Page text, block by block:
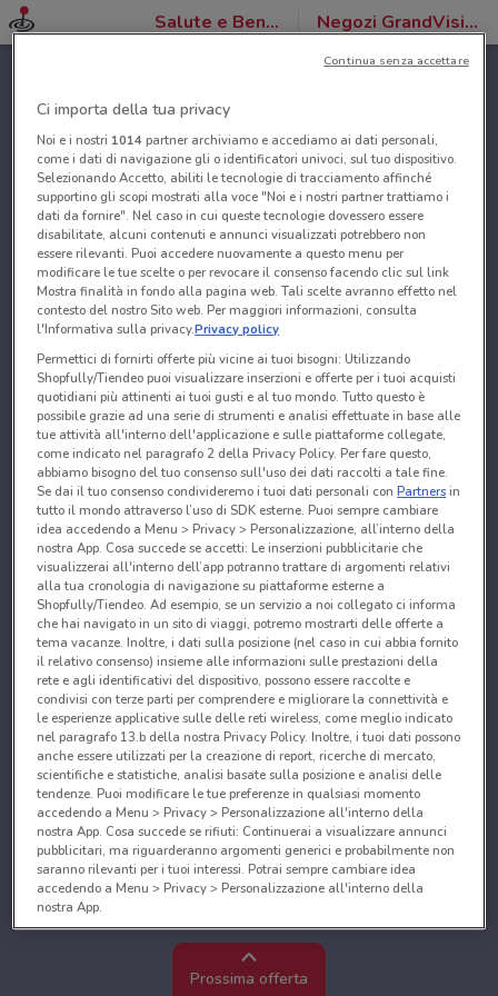
Salute e Benessere Negozi GrandVision by Optissimo
Prossima offerta
Ci importa della tua privacy
Noi e i nostri 1014partner archiviamo e accediamo ai dati personali,
come i dati di navigazione gli o identificatori univoci, sul tuo dispositivo.
Selezionando Accetto, abiliti le tecnologie di tracciamento affinché
supportino gli scopi mostrati alla voce "Noi e i nostri partner trattiamo i
dati da fornire". Nel caso in cui queste tecnologie dovessero essere
disabilitate, alcuni contenuti e annunci visualizzati potrebbero non
essere rilevanti. Puoi accedere nuovamente a questo menu per
modificare le tue scelte o per revocare il consenso facendo clic sul link
Mostra finalità in fondo alla pagina web. Tali scelte avranno effetto nel
contesto del nostro Sito web. Per maggiori informazioni, consulta
l'Informativa sulla privacy.Privacy policy
Permettici di fornirti offerte più vicine ai tuoi bisogni: Utilizzando
Shopfully/Tiendeo puoi visualizzare inserzioni e offerte per i tuoi acquisti
quotidiani più attinenti ai tuoi gusti e al tuo mondo. Tutto questo è
possibile grazie ad una serie di strumenti e analisi effettuate in base alle
tue attività all'interno dell'applicazione e sulle piattaforme collegate,
come indicato nel paragrafo 2 della Privacy Policy. Per fare questo,
abbiamo bisogno del tuo consenso sull'uso dei dati raccolti a tale fine.
Se dai il tuo consenso condivideremo i tuoi dati personali conPartnersin
tutto il mondo attraverso l’uso di SDK esterne. Puoi sempre cambiare
idea accedendo a Menu > Privacy > Personalizzazione, all’interno della
nostra App. Cosa succede se accetti: Le inserzioni pubblicitarie che
visualizzerai all'interno dell’app potranno trattare di argomenti relativi
alla tua cronologia di navigazione su piattaforme esterne a
Shopfully/Tiendeo. Ad esempio, se un servizio a noi collegato ci informa
che hai navigato in un sito di viaggi, potremo mostrarti delle offerte a
tema vacanze. Inoltre, i dati sulla posizione (nel caso in cui abbia fornito
il relativo consenso) insieme alle informazioni sulle prestazioni della
rete e agli identificativi del dispositivo, possono essere raccolte e
condivisi con terze parti per comprendere e migliorare la connettività e
le esperienze applicative sulle delle reti wireless, come meglio indicato
nel paragrafo 13.b della nostra Privacy Policy. Inoltre, i tuoi dati possono
anche essere utilizzati per la creazione di report, ricerche di mercato,
scientifiche e statistiche, analisi basate sulla posizione e analisi delle
tendenze. Puoi modificare le tue preferenze in qualsiasi momento
accedendo a Menu > Privacy > Personalizzazione all'interno della
nostra App. Cosa succede se rifiuti: Continuerai a visualizzare annunci
pubblicitari, ma riguarderanno argomenti generici e probabilmente non
saranno rilevanti per i tuoi interessi. Potrai sempre cambiare idea
accedendo a Menu > Privacy > Personalizzazione all'interno della
nostra App.
Noi e i nostri partner trattiamo i dati per fornire:
Utilizzare dati di geolocalizzazione precisi. Scansione attiva delle
caratteristiche del dispositivo ai fini dell’identificazione. Archiviare
Continua senza accettare